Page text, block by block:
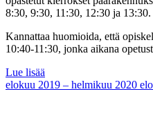
8:30, 9:30, 11:30, 12:30 ja 13:30.
Kannattaa huomioida, että
10:40-11:30, jonka aikana
Lue lisää
elokuu 2019 – helmikuu 2020